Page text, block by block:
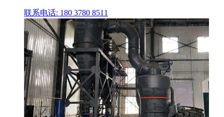
联系电话: 180 3780 8511